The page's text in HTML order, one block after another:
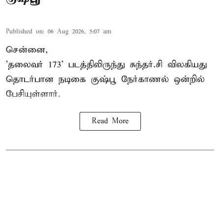
Published on: 06 Aug 2026, 5:07 am
சென்னை,
'தலைவர் 173' படத்திலிருந்து சுந்தர்.சி விலகியது
தொடர்பான நடிகை குஷ்பூ நேர்காணல் ஒன்றில்
பேசியுள்ளார்.
Read More